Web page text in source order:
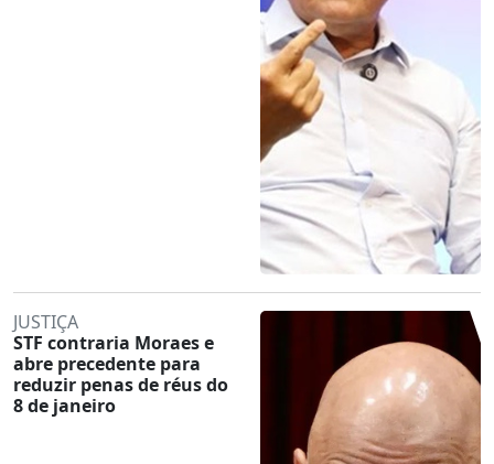
JUSTIÇA
STF contraria Moraes e
abre precedente para
reduzir penas de réus do
8 de janeiro